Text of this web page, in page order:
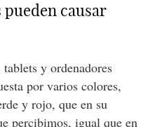
pueden causar
y ordenadores
por varios colores,
y rojo, que en su
percibimos, igual que en